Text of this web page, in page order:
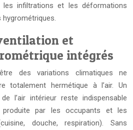
les infiltrations et les déformations
et
intégrés
des variations climatiques ne
totalement hermétique à l’air. Un
l’air intérieur reste indispensable
produite par les occupants et les
douche, respiration). Sans